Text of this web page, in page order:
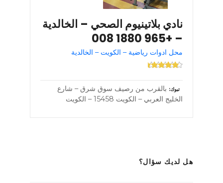
نادي بلاتينيوم الصحي – الخالدية
– +965 1880 008
محل ادوات رياضية – الكويت – الخالدية
تبوك
بالقرب من رصيف سوق شرق – شارع
الخليج العربي – الكويت 15458 – الكويت
هل لديك سؤال؟